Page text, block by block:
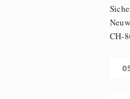
CH-